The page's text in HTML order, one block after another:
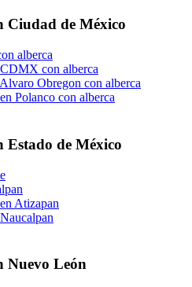
Ciudad de México
alberca
con alberca
Obregon con alberca
Polanco con alberca
Estado de México
Atizapan
Nuevo León